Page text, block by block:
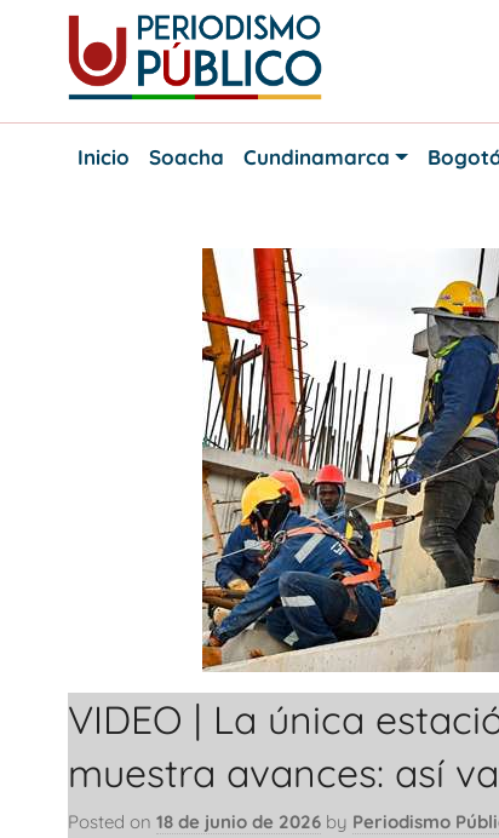
content
Periodismo
Noticias
Inicio
Soacha Cundinamarca
VIDEO | La única
muestra avances: así
Posted on 18 de junio de 2026 by Periodismo